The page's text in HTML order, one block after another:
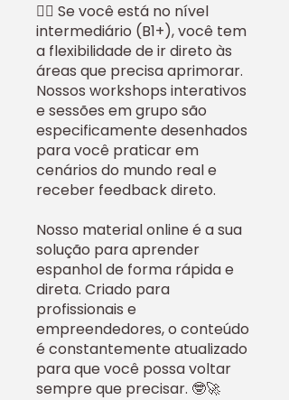
🙋‍♀️ Se você está no nível
intermediário (B1+), você tem
a flexibilidade de ir direto às
áreas que precisa aprimorar.
Nossos workshops interativos
e sessões em grupo são
especificamente desenhados
para você praticar em
cenários do mundo real e
receber feedback direto.
Nosso material online é a sua
solução para aprender
espanhol de forma rápida e
direta. Criado para
profissionais e
empreendedores, o conteúdo
é constantemente atualizado
para que você possa voltar
sempre que precisar. 🤓🚀